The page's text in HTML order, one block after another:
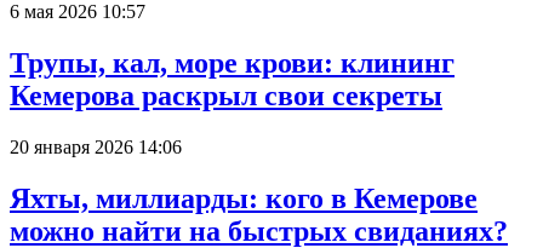
6 мая 2026 10:57
Трупы, кал, море крови: клининг
Кемерова раскрыл свои секреты
20 января 2026 14:06
Яхты, миллиарды: кого в Кемерове
можно найти на быстрых свиданиях?